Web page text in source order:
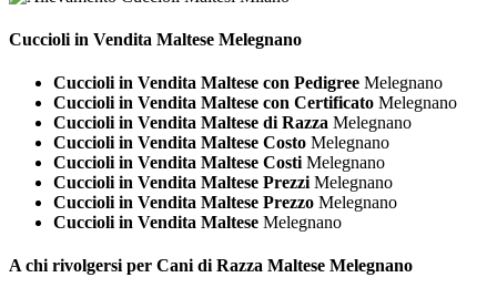
Cuccioli in Vendita Maltese Melegnano
Cuccioli in Vendita Maltese con Pedigree Melegnano
Cuccioli in Vendita Maltese con Certificato Melegnano
Cuccioli in Vendita Maltese di Razza Melegnano
Cuccioli in Vendita Maltese Costo Melegnano
Cuccioli in Vendita Maltese Costi Melegnano
Cuccioli in Vendita Maltese Prezzi Melegnano
Cuccioli in Vendita Maltese Prezzo Melegnano
Cuccioli in Vendita Maltese Melegnano
A chi rivolgersi per Cani di Razza Maltese Melegnano